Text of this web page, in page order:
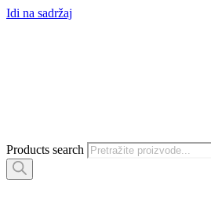
Idi na sadržaj
Products search